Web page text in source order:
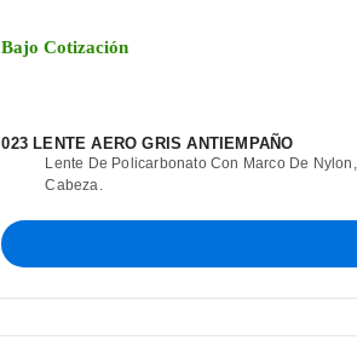
Bajo Cotización
023 LENTE AERO GRIS ANTIEMPAÑO
Lente De Policarbonato Con Marco De
Cabeza.